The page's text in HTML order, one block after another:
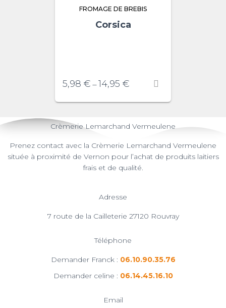
FROMAGE DE BREBIS
Corsica
5,98 € –14,95 €
Crèmerie Lemarchand Vermeulene
Prenez contact avec la Crèmerie Lemarchand Vermeulene
située à proximité de Vernon pour l’achat de produits laitiers
frais et de qualité.
Adresse
7 route de la Cailleterie 27120 Rouvray
Téléphone
Demander Franck : 06.10.90.35.76
Demander celine : 06.14.45.16.10
Email